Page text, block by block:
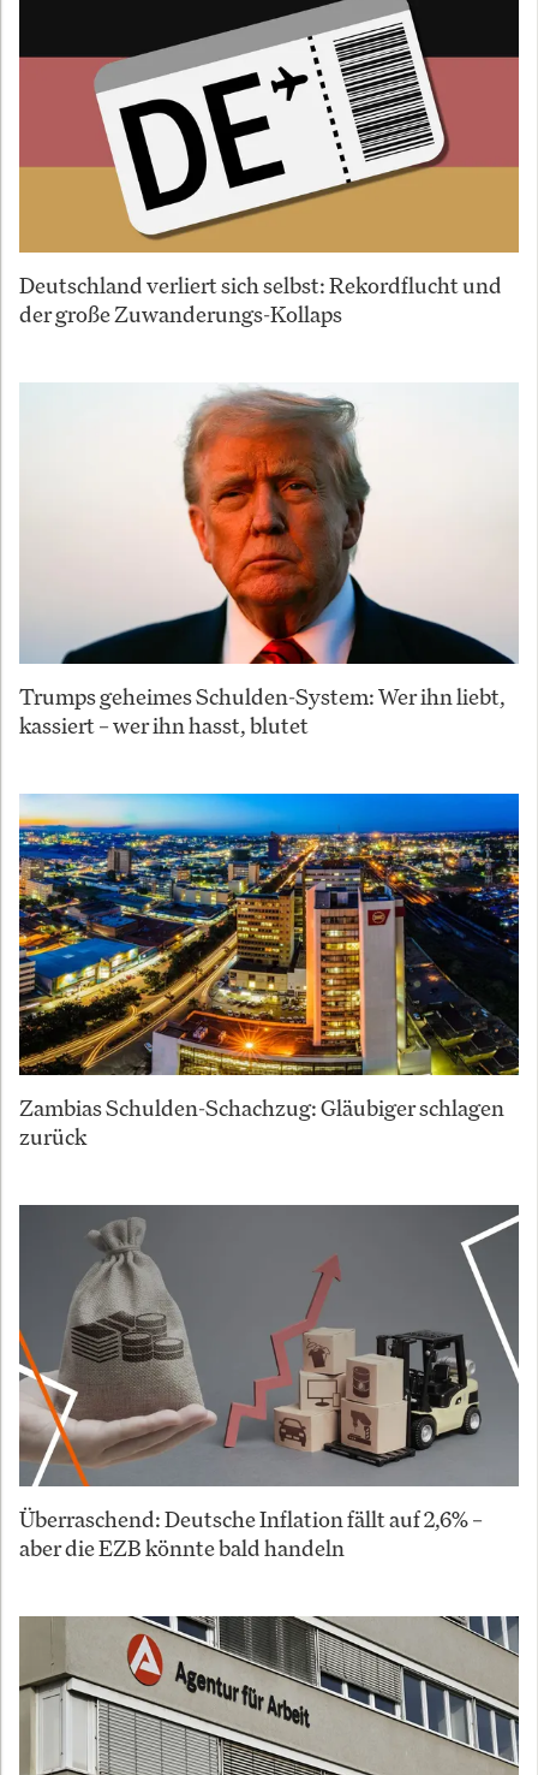
Deutschland verliert sich selbst: Rekordflucht und
der große Zuwanderungs-Kollaps
Trumps geheimes Schulden-System: Wer ihn liebt,
kassiert – wer ihn hasst, blutet
Zambias Schulden-Schachzug: Gläubiger schlagen
zurück
Überraschend: Deutsche Inflation fällt auf 2,6% –
aber die EZB könnte bald handeln